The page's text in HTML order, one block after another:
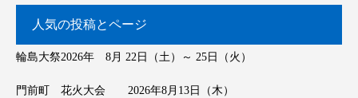
人気の投稿とページ
輪島大祭2026年 8月 22日（土）～ 25日（火）
門前町 花火大会 2026年8月13日（木）